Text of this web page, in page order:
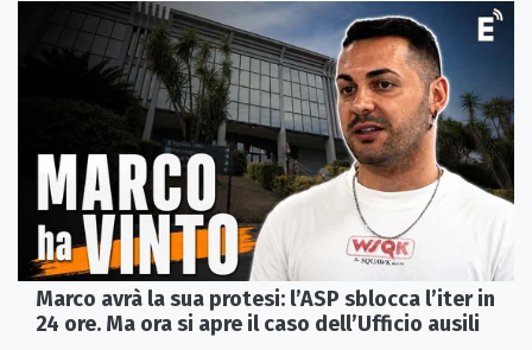
Marco avrà la sua protesi: l’ASP sblocca l’iter in
24 ore. Ma ora si apre il caso dell’Ufficio ausili